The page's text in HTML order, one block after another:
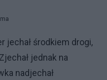
jechał środkiem drogi,
jednak na
nadjechał